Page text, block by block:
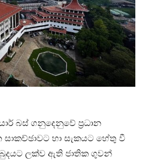
බස් ගනුදෙනුවේ ප්‍රධාන
හා සැකයට හේතු වී
ලක්ව ඇති ජාතික ගුවන්